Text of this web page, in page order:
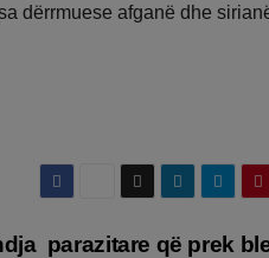
dërrmuese afganë dhe
parazitare që prek